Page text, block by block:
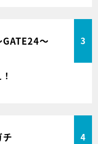
GATE24～ 3
チ 4